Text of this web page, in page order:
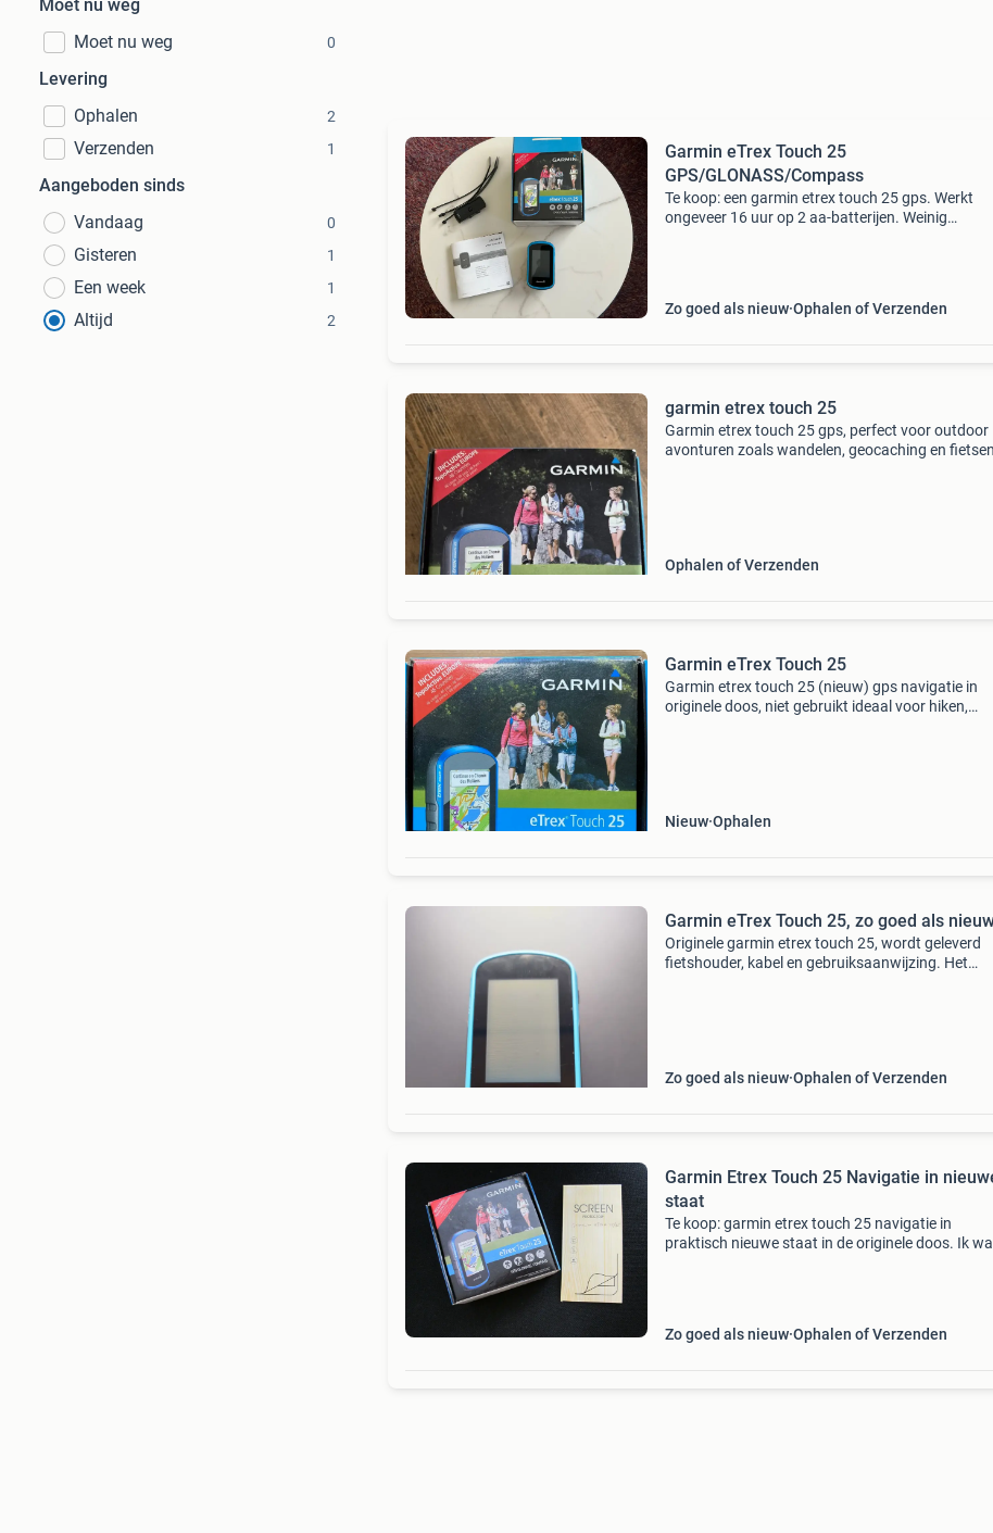
Moet nu weg
Moet nu weg
0
Levering
Ophalen
2
Verzenden 1
Aangeboden sinds
Vandaag
0
Gisteren 1
Een week 1
Altijd 2
Garmin eTrex Touch 25
GPS/GLONASS/Compass
Te koop: een garmin etrex touch 25 gps. Werkt
ongeveer 16 uur op 2 aa-batterijen. Weinig
Zo goed als nieuw Ophalen of Verzenden
garmin etrex touch 25
Garmin etrex touch 25 gps, perfect voor outdoor
avonturen zoals wandelen, geocaching en
Ophalen of Verzenden
Garmin eTrex Touch 25
Garmin etrex touch 25 (nieuw) gps navigatie in
originele doos, niet gebruikt ideaal voor hiken,
Nieuw Ophalen
Garmin eTrex Touch 25, zo goed als
Originele garmin etrex touch 25, wordt geleverd
fietshouder, kabel en gebruiksaanwijzing. Het
Zo goed als nieuw Ophalen of Verzenden
Garmin Etrex Touch 25 Navigatie in
staat
Te koop: garmin etrex touch 25 navigatie in
praktisch nieuwe staat in de originele doos. Ik
Zo goed als nieuw Ophalen of Verzenden